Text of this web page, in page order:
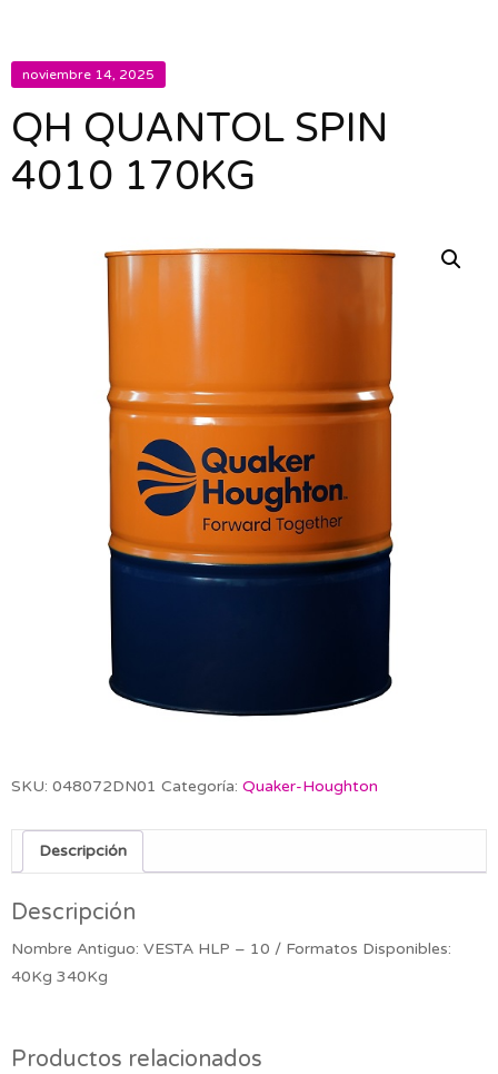
noviembre 14, 2025
QH QUANTOL SPIN
4010 170KG
SKU: 048072DN01 Categoría: Quaker-Houghton
Descripción
Descripción
Nombre Antiguo: VESTA HLP – 10 / Formatos Disponibles:
40Kg 340Kg
Productos relacionados